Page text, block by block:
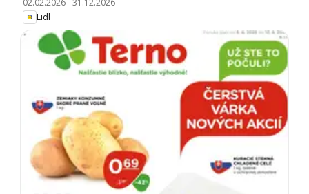
02.02.2026-31.12.2026
Lidl